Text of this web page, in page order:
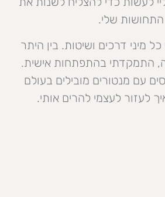
התחושות שלי.
מיני דרכים ושיטות. בין היתר
התמקדתי בהתפתחות אישית.
עם מנטורים מובילים בעולם
לעזור לעצמי להרים אותי.